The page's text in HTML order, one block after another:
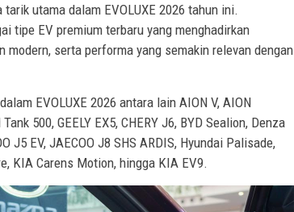
utama dalam EVOLUXE 2026 tahun ini.
tipe EV premium terbaru yang menghadirkan
serta performa yang semakin relevan dengan
EVOLUXE 2026 antara lain AION V, AION
500, GEELY EX5, CHERY J6, BYD Sealion, Denza
J5 EV, JAECOO J8 SHS ARDIS, Hyundai Palisade,
KIA Carens Motion, hingga KIA EV9.